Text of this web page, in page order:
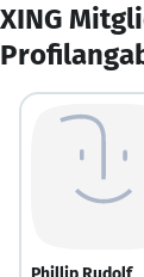
XING